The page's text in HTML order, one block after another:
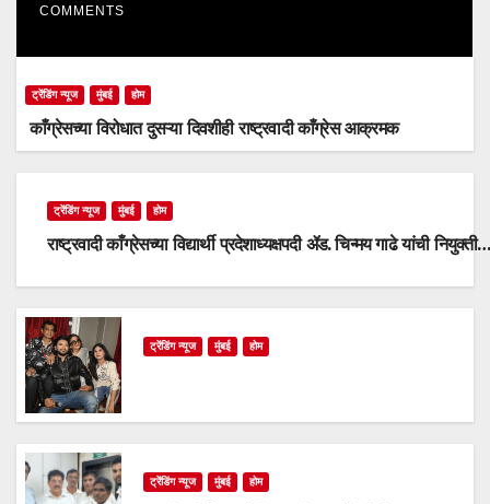
COMMENTS
ट्रेंडिंग न्यूज मुंबई होम
काँग्रेसच्या विरोधात दुसऱ्या दिवशीही राष्ट्रवादी काँग्रेस आक्रमक
ट्रेंडिंग न्यूज मुंबई होम
राष्ट्रवादी काँग्रेसच्या विद्यार्थी प्रदेशाध्यक्षपदी ॲड. चिन्मय गाढे यांची नियुक्ती…
ट्रेंडिंग न्यूज मुंबई होम
ट्रेंडिंग न्यूज मुंबई होम